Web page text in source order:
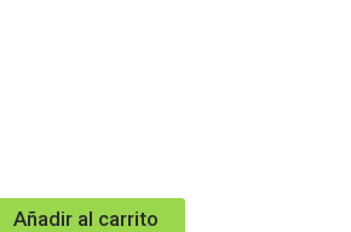
Añadir al carrito